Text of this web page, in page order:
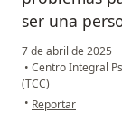
ser una
7 de abril de 2025
• Centro Integral
(TCC)
• en opinión del
Reportar